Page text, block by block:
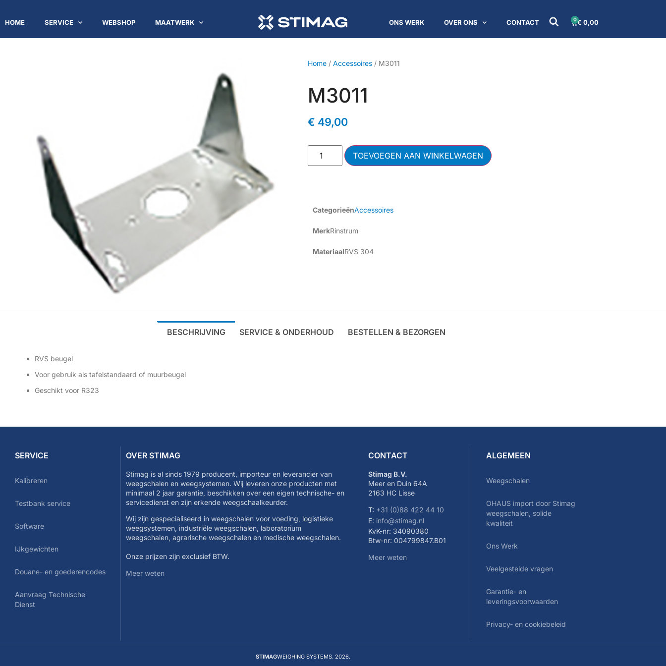
HOME SERVICE WEBSHOP MAATWERK ONS WERK OVER ONS CONTACT € 0,00
0
Home / Accessoires / M3011
M3011
€ 49,00
TOEVOEGEN AAN WINKELWAGEN
CategorieënAccessoires
MerkRinstrum
MateriaalRVS 304
BESCHRIJVING SERVICE & ONDERHOUD BESTELLEN & BEZORGEN
RVS beugel
Voor gebruik als tafelstandaard of muurbeugel
Geschikt voor R323
SERVICE
Kalibreren
Testbank service
Software
IJkgewichten
Douane- en goederencodes
Aanvraag Technische
Dienst
OVER STIMAG
Stimag is al sinds 1979 producent, importeur en leverancier van
weegschalen en weegsystemen. Wij leveren onze producten met
minimaal 2 jaar garantie, beschikken over een eigen technische- en
servicedienst en zijn erkende weegschaalkeurder.
Wij zijn gespecialiseerd in weegschalen voor voeding, logistieke
weegsystemen, industriële weegschalen, laboratorium
weegschalen, agrarische weegschalen en medische weegschalen.
Onze prijzen zijn exclusief BTW.
Meer weten
CONTACT
Stimag B.V.
Meer en Duin 64A
2163 HC Lisse
T: +31 (0)88 422 44 10
E: info@stimag.nl
KvK-nr: 34090380
Btw-nr: 004799847.B01
Meer weten
ALGEMEEN
Weegschalen
OHAUS import door Stimag
weegschalen, solide
kwaliteit
Ons Werk
Veelgestelde vragen
Garantie- en
leveringsvoorwaarden
Privacy- en cookiebeleid
STIMAGWEIGHING SYSTEMS. 2026.